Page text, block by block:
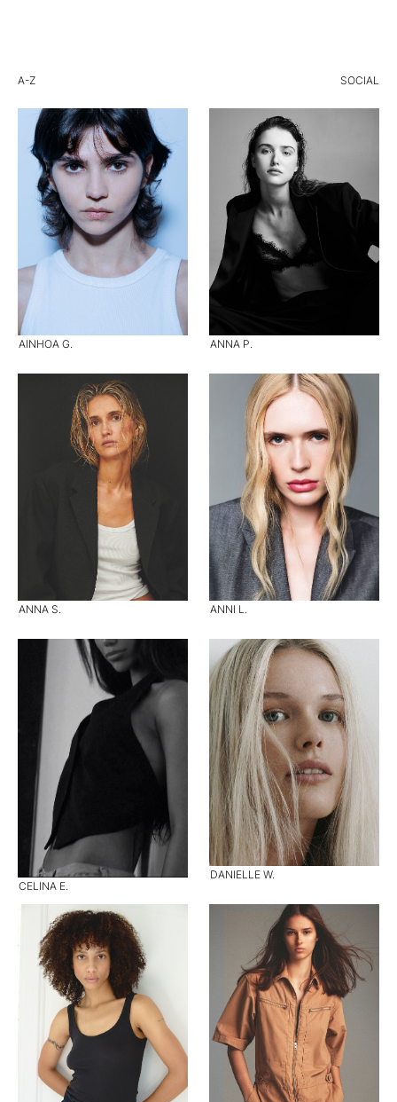
A-Z SOCIAL
AINHOA G. ANNA P.
ANNA S. ANNI L.
CELINA E.
DANIELLE W.